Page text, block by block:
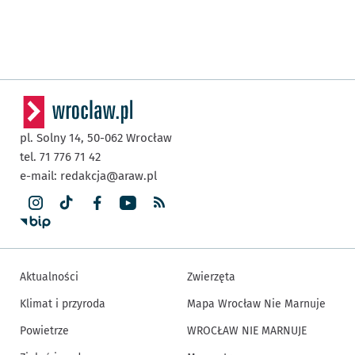
pl. Solny 14, 50-062 Wrocław
tel. 71 776 71 42
e-mail: redakcja@araw.pl
Aktualności
Klimat i przyroda
Powietrze
Zwierzęta
Mapa Wrocław Nie Marnuje
WROCŁAW NIE MARNUJE